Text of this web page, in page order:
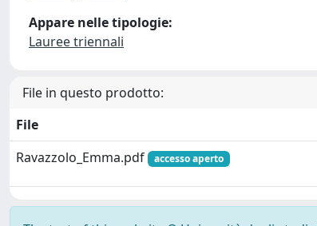
Appare nelle tipologie:
Lauree triennali
File in questo prodotto:
File
Ravazzolo_Emma.pdf
accesso aperto